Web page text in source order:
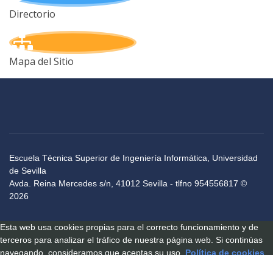
Directorio
Mapa del Sitio
Escuela Técnica Superior de Ingeniería Informática, Universidad
de Sevilla
Avda. Reina Mercedes s/n, 41012 Sevilla - tlfno 954556817 ©
2026
Esta web usa cookies propias para el correcto funcionamiento y de
terceros para analizar el tráfico de nuestra página web. Si continúas
navegando, consideramos que aceptas su uso. Política de cookies